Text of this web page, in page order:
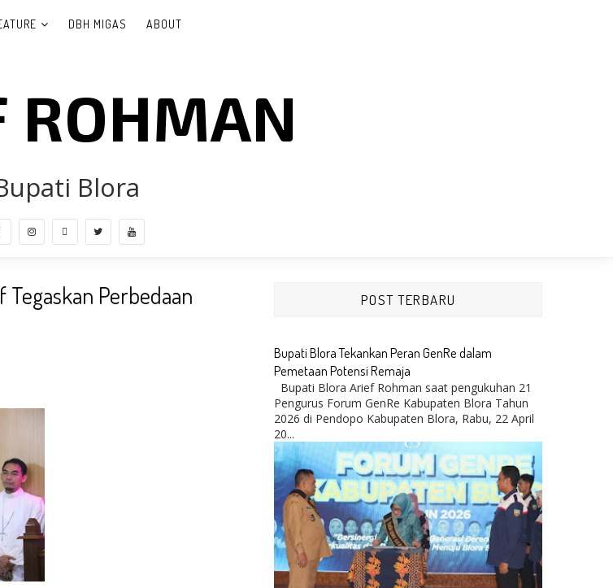
DBH MIGAS ABOUT
ROHMAN
Blora
Perbedaan
POST TERBARU
Bupati Blora Tekankan Peran GenRe dalam
Pemetaan Potensi Remaja
Bupati Blora Arief Rohman saat pengukuhan 21
Pengurus Forum GenRe Kabupaten Blora Tahun
2026 di Pendopo Kabupaten Blora, Rabu, 22 April
20...